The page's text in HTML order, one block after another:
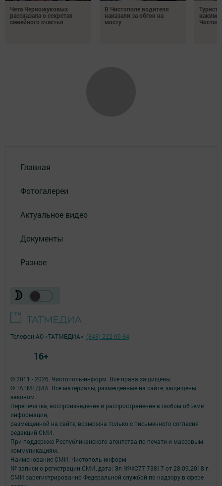
Чета Черножуковых
рассказала о секретах
семейного счастья
В Чистополе водителя
наказали за обгон на
мосту
каким
Главная
Фотогалереи
Актуальное видео
Документы
Разное
© 2011 - 2026. Чистополь-информ. Все права защищены.
© ТАТМЕДИА. Все материалы, размещенные на сайте, защищены
законом.
Перепечатка, воспроизведение и распространение в любом объеме
информации,
размещенной на сайте, возможна только с письменного согласия
редакций СМИ.
При поддержке Республиканского агентства по печати и массовым
коммуникациям.
Наименование СМИ: Чистополь-информ
№ записи о регистрации СМИ, дата: Эл №ФС77-73817 от 28.09.2018 г.
СМИ зарегистрированно Федеральной службой по надзору в сфере
Телефон АО «ТАТМЕДИА»: (843) 222 09 84
16+